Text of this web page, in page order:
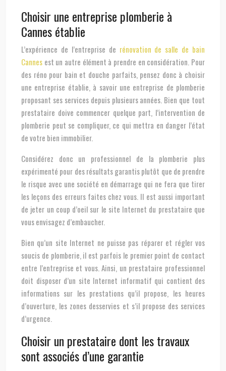
Choisir une entreprise plomberie à
Cannes établie
L’expérience de l’entreprise de rénovation de salle de bain
Cannes est un autre élément à prendre en considération. Pour
des réno pour bain et douche parfaits, pensez donc à choisir
une entreprise établie, à savoir une entreprise de plomberie
proposant ses services depuis plusieurs années. Bien que tout
prestataire doive commencer quelque part, l’intervention de
plomberie peut se compliquer, ce qui mettra en danger l’état
de votre bien immobilier.
Considérez donc un professionnel de la plomberie plus
expérimenté pour des résultats garantis plutôt que de prendre
le risque avec une société en démarrage qui ne fera que tirer
les leçons des erreurs faites chez vous. Il est aussi important
de jeter un coup d’oeil sur le site Internet du prestataire que
vous envisagez d’embaucher.
Bien qu’un site Internet ne puisse pas réparer et régler vos
soucis de plomberie, il est parfois le premier point de contact
entre l’entreprise et vous. Ainsi, un prestataire professionnel
doit disposer d’un site Internet informatif qui contient des
informations sur les prestations qu’il propose, les heures
d’ouverture, les zones desservies et s’il propose des services
d’urgence.
Choisir un prestataire dont les travaux
sont associés d’une garantie